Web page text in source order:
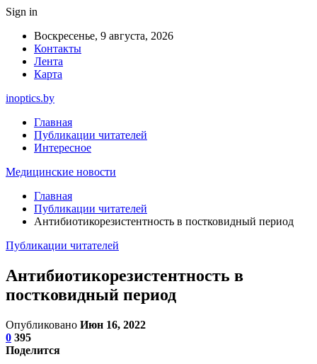
Sign in
Воскресенье, 9 августа, 2026
Контакты
Лента
Карта
inoptics.by
Главная
Публикации читателей
Интересное
Медицинские новости
Главная
Публикации читателей
Антибиотикорезистентность в постковидный период
Публикации читателей
Антибиотикорезистентность в
постковидный период
Опубликовано Июн 16, 2022
0 395
Поделится